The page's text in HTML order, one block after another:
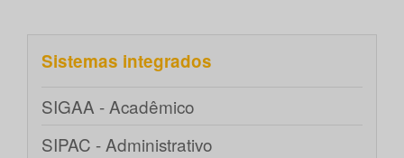
Sistemas integrados
SIGAA - Acadêmico
SIPAC - Administrativo